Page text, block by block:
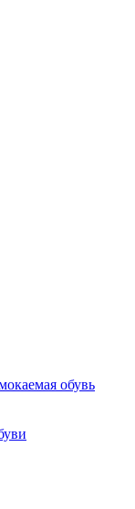
обувь